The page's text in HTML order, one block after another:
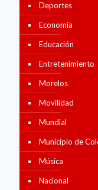
Deportes
Economía
Educación
Entretenimiento
Morelos
Movilidad
Mundial
Municipio de
Música
Nacional